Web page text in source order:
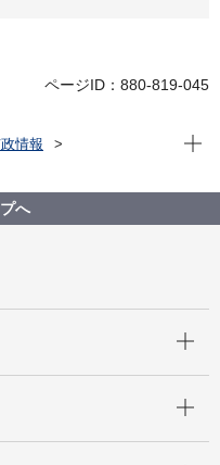
ページID：880-819-045
情報
世帯
による、毎月末現在）
現在
へ